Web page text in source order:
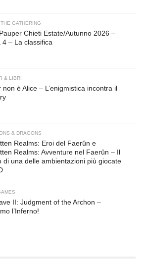
GATHERING
Chieti Estate/Autunno 2026 –
4 – La classifica
& LIBRI
non è Alice – L’enigmistica incontra il
& DRAGONS
Realms: Eroi del Faerûn e
Realms: Avventure nel Faerûn – Il
di una delle ambientazioni più giocate
II: Judgment of the Archon –
l’Inferno!